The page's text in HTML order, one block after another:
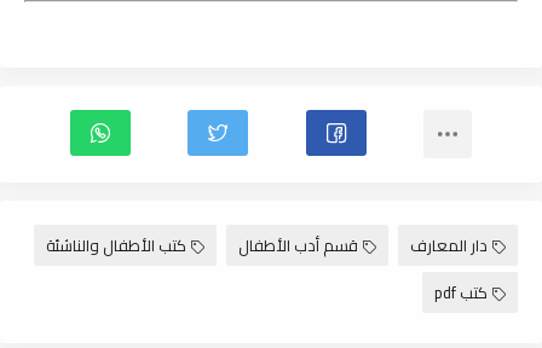
دار المعارف قسم أدب الأطفال
كتب الأطفال والناشئة
كتب pdf